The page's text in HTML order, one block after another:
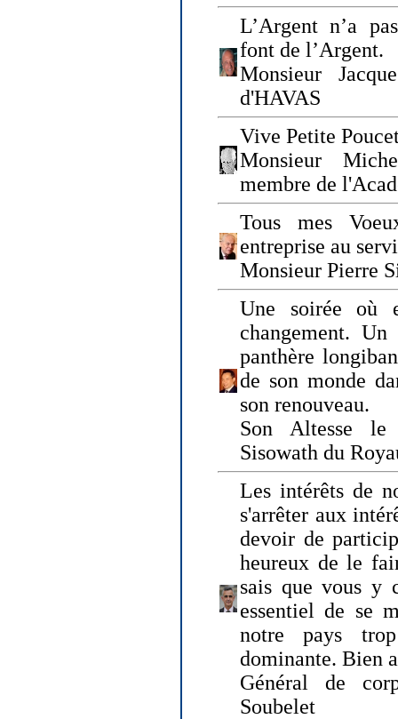
L’Argent n’a
font de l’Argent.
Monsieur
d'HAVAS
Vive Petite
Monsieur
membre de
Tous mes
entreprise au
Monsieur Pierre
Une soirée où
changement.
panthère
de son monde
son renouveau.
Son Altesse le
Sisowath du
Les intérêts de
s'arrêter aux
devoir de
heureux de le
sais que vous y
essentiel de se
notre pays
dominante. Bien
Général de
Soubelet